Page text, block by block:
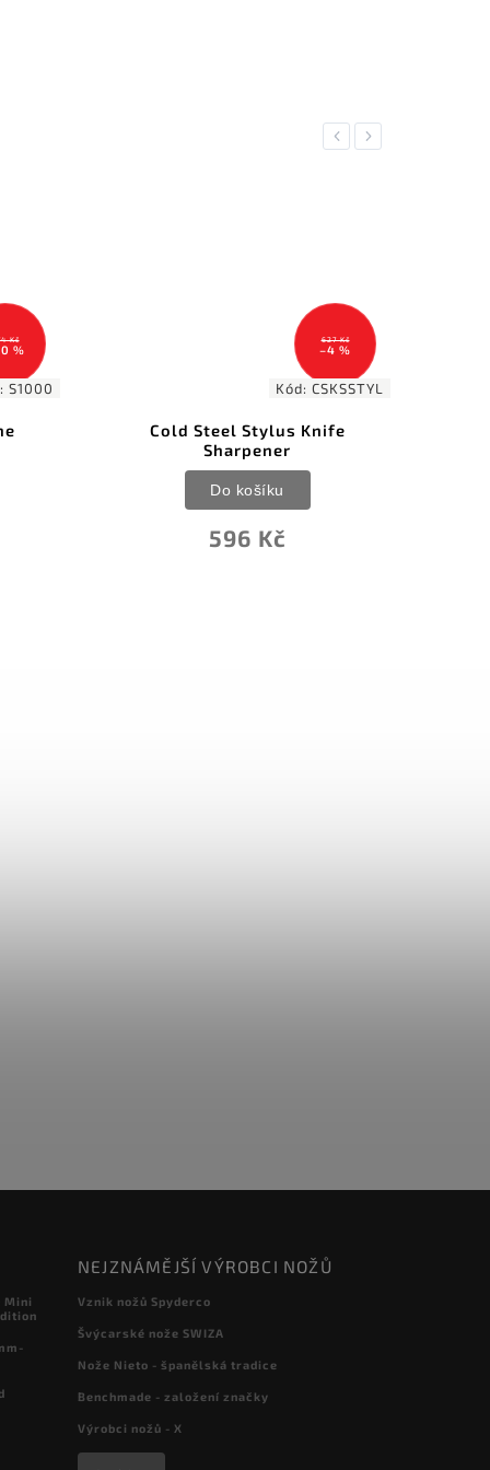
Previous
Kč
%
S1000
627 Kč
–4 %
Kód: CSKSSTYL
Cold Steel Stylus Knife
Sharpener
596 Kč
Do košíku
Next
Mini
NEJZNÁMĚJŠÍ VÝROBCI NOŽŮ
Vznik nožů Spyderco
Švýcarské nože SWIZA
Nože Nieto - španělská tradice
Benchmade - založení značky
Výrobci nožů - X